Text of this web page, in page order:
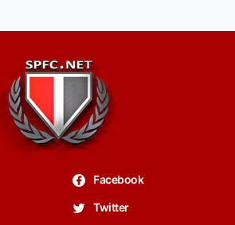
Facebook
Twitter